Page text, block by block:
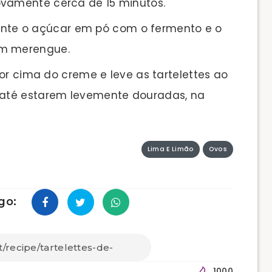
cerca de 15 minutos.
o açúcar em pó com o fermento e o
merengue.
cima do creme e leve as tartelettes ao
estarem levemente douradas, na
Lima E Limão Ovos